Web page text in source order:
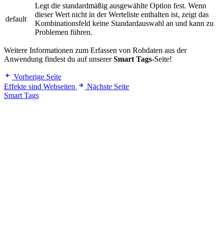
default
Legt die standardmäßig ausgewählte Option fest. Wenn
dieser Wert nicht in der Werteliste enthalten ist, zeigt das
Kombinationsfeld keine Standardauswahl an und kann zu
Problemen führen.
Weitere Informationen zum Erfassen von Rohdaten aus der
Anwendung findest du auf unsererSmart Tags-Seite!
Vorherige Seite
Effekte sind Webseiten
Nächste Seite
Smart Tags